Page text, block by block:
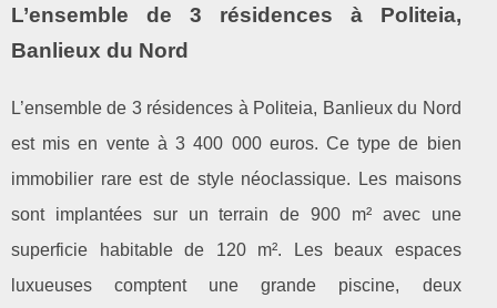
L’ensemble de 3 résidences à Politeia,
Banlieux du Nord
L’ensemble de 3 résidences à Politeia, Banlieux du Nord
est mis en vente à 3 400 000 euros. Ce type de bien
immobilier rare est de style néoclassique. Les maisons
sont implantées sur un terrain de 900 m² avec une
superficie habitable de 120 m². Les beaux espaces
luxueuses comptent une grande piscine, deux